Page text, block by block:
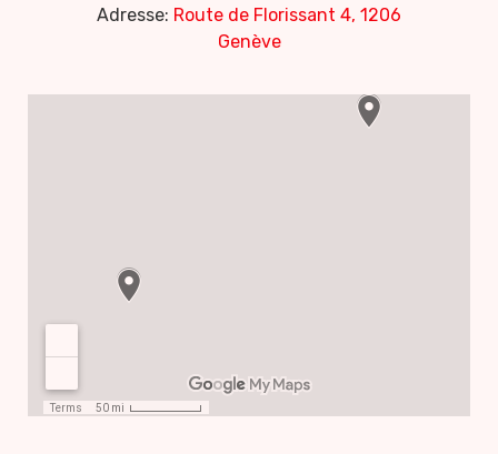
Adresse: Route de Florissant 4, 1206
Genève